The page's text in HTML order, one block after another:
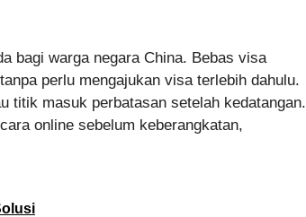
bagi warga negara China. Bebas visa
perlu mengajukan visa terlebih dahulu.
titik masuk perbatasan setelah kedatangan.
online sebelum keberangkatan,